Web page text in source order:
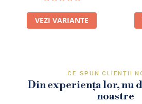
VEZI VARIANTE
CE SPUN CLIENȚII
Din experiența lor, nu
noastre